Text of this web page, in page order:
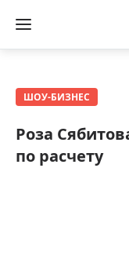
ШОУ-БИЗНЕС
Роза
по расчету